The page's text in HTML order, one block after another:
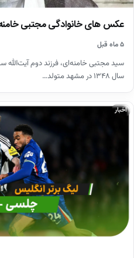
عکس های خانوادگی مجتبی خامنه
۵ ماه قبل
سید مجتبی خامنه‌ای، فرزند دوم آیت‌الله
سال ۱۳۴۸ در مشهد متولد…
اخبار